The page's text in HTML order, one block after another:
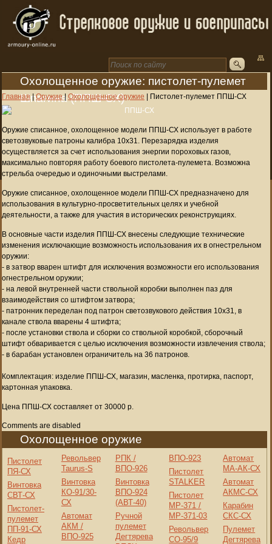
Охолощенное оружие: пистолет-пулемет
Шпагина (ППШ-СХ)
Главная|Оружие| Охолощенное оружие | Пистолет-пулемет ППШ-СХ
Оружие списанное, охолощенное модели ППШ-СХ использует в работе
светозвуковые патроны калибра 10х31. Перезарядка изделия
осуществляется за счет использования энергии пороховых газов,
максимально повторяя работу боевого пистолета-пулемета. Возможна
стрельба очередью и одиночными выстрелами.
Оружие списанное, охолощенное модели ППШ-СХ предназначено для
использования в культурно-просветительных целях и учебной
деятельности, а также для участия в исторических реконструкциях.
В основные части изделия ППШ-СХ внесены следующие технические
изменения исключающие возможность использования их в огнестрельном
оружии:
- в затвор вварен штифт для исключения возможности его использования
огнестрельном оружии;
- на левой внутренней части ствольной коробки выполнен паз для
взаимодействия со штифтом затвора;
- патронник переделан под патрон светозвукового действия 10х31, в
канале ствола вварены 4 штифта;
- после установки ствола и сборки со ствольной коробкой, сборочный
штифт обваривается с целью исключения возможности извлечения ствола;
- в барабан установлен ограничитель на 36 патронов.
Комплектация: изделие ППШ-СХ, магазин, масленка, протирка, паспорт,
картонная упаковка.
Цена ППШ-СХ составляет от 30000 р.
Comments are disabled
Охолощенное оружие
Пистолет
ПЯ-СХ
Винтовка
СВТ-СХ
Пистолет-
пулемет
ПП-91-СХ
Кедр
Револьвер
Taurus-S
Винтовка
КО-91/30-
СХ
Автомат
АКМ /
ВПО-925
РПК /
ВПО-926
Винтовка
ВПО-924
(АВТ-40)
Ручной
пулемет
Дегтярева
ВПО-923
Пистолет
STALKER
Пистолет
МР-371 /
МР-371-03
Револьвер
СО-95/9
Автомат
МА-АК-СХ
Автомат
АКМС-СХ
Карабин
СКС-СХ
Пулемет
Дегтярева